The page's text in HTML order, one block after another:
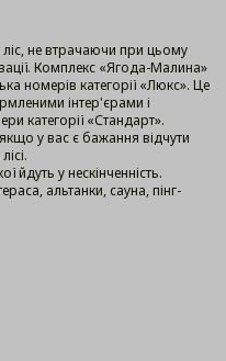
ліс, не втрачаючи при цьому
Комплекс «Ягода-Малина»
номерів категорії «Люкс». Це
інтер'єрами і
категорії «Стандарт».
у вас є бажання відчути
йдуть у нескінченність.
альтанки, сауна, пінг-